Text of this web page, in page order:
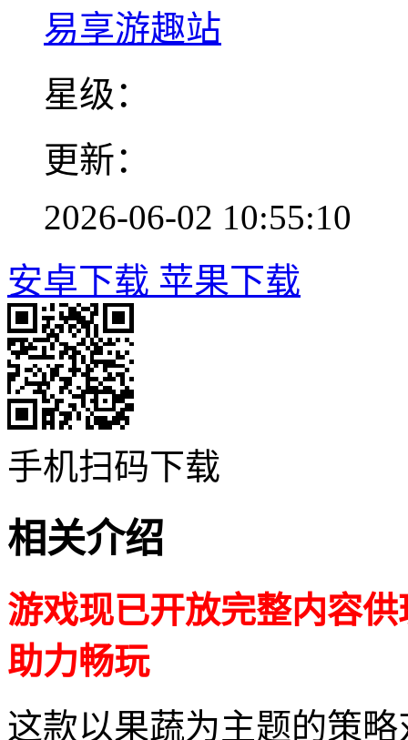
易享游趣站
星级：
更新：
2026-06-02 10:55:10
安卓下载 苹果下载
手机扫码下载
相关介绍
游戏现已开放完整内容
助力畅玩
这款以果蔬为主题的策